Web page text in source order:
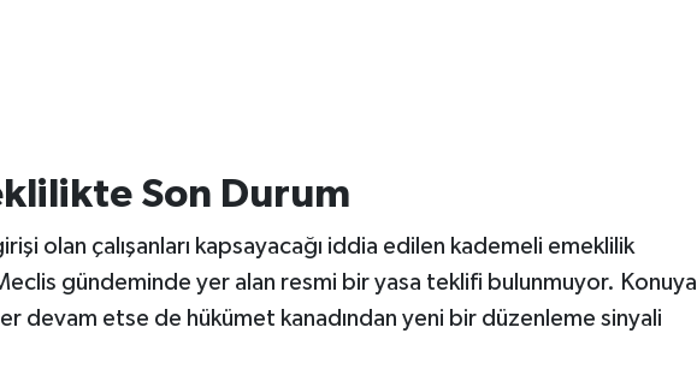
Son Durum
olan çalışanları kapsayacağı iddia edilen kademeli emeklilik
gündeminde yer alan resmi bir yasa teklifi bulunmuyor. Konuya
devam etse de hükümet kanadından yeni bir düzenleme sinyali